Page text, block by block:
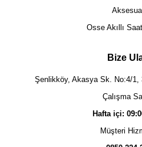
Osse Akıllı
Bize
Şenlikköy, Akasya Sk. No:4/1,
Çalışma
Hafta içi:
Müşteri